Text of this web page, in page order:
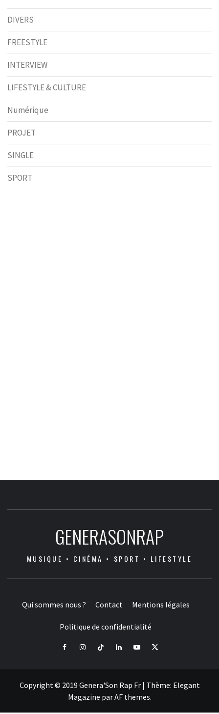
DIVERS
FREESTYLE
INTERVIEW
LIFESTYLE & CULTURE
Numérique
PROJET
SINGLE
SPORT
GENERASONRAP
MUSIQUE • CINÉMA • SPORT • LIFESTYLE
Qui sommes nous ? Contact Mentions légales
Politique de confidentialité
FacebookInstagramTiktok LinkedInYoutube
X
Copyright © 2019 Genera'Son Rap Fr | Thème: Elegant
Magazine parAF themes.